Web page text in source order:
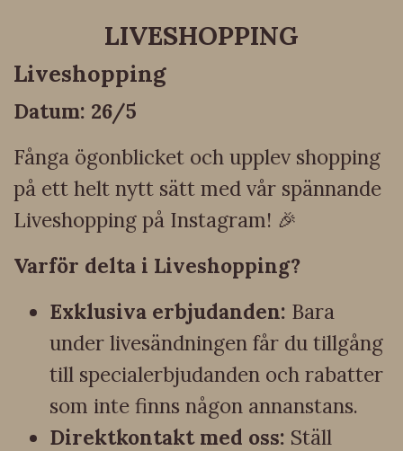
LIVESHOPPING
Liveshopping
Datum: 26/5
Fånga ögonblicket och upplev shopping
på ett helt nytt sätt med vår spännande
Liveshopping på Instagram! 🎉
Varför delta i Liveshopping?
Exklusiva erbjudanden: Bara
under livesändningen får du tillgång
till specialerbjudanden och rabatter
som inte finns någon annanstans.
Direktkontakt med oss: Ställ